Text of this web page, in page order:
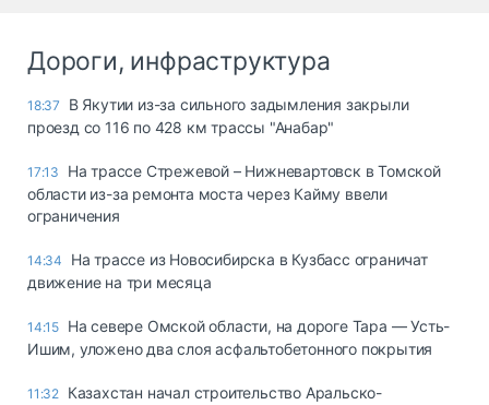
Дороги, инфраструктура
18:37
В Якутии из-за сильного задымления закрыли
проезд со 116 по 428 км трассы "Анабар"
17:13
На трассе Стрежевой – Нижневартовск в Томской
области из-за ремонта моста через Кайму ввели
ограничения
14:34
На трассе из Новосибирска в Кузбасс ограничат
движение на три месяца
14:15 На севере Омской области, на дороге Тара — Усть-
Ишим, уложено два слоя асфальтобетонного покрытия
11:32 Казахстан начал строительство Аральско-